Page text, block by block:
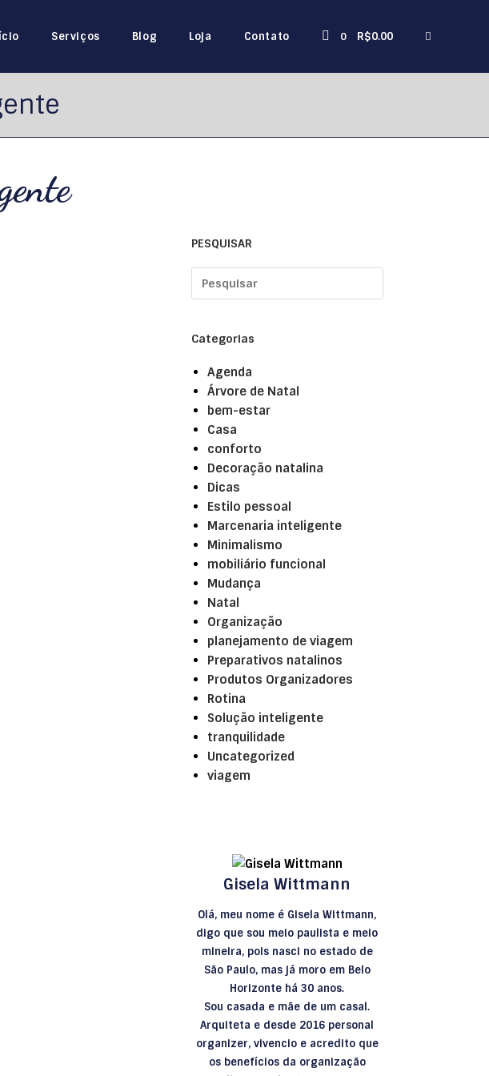
Serviços Blog Loja Contato 0 R$0.00
PESQUISAR
Categorias
Agenda
Árvore de Natal
bem-estar
Casa
conforto
Decoração natalina
Dicas
Estilo pessoal
Marcenaria inteligente
Minimalismo
mobiliário funcional
Mudança
Natal
Organização
planejamento de viagem
Preparativos natalinos
Produtos Organizadores
Rotina
Solução inteligente
tranquilidade
Uncategorized
viagem
Gisela Wittmann
Olá, meu nome é Gisela Wittmann,
digo que sou meio paulista e meio
mineira, pois nasci no estado de
São Paulo, mas já moro em Belo
Horizonte há 30 anos.
Sou casada e mãe de um casal.
Arquiteta e desde 2016 personal
organizer, vivencio e acredito que
os benefícios da organização